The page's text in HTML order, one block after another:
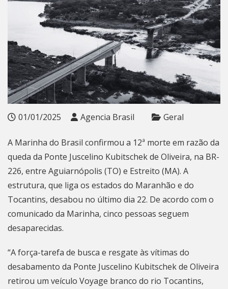
01/01/2025 Agencia Brasil Geral
A Marinha do Brasil confirmou a 12ª morte em razão da
queda da Ponte Juscelino Kubitschek de Oliveira, na BR-
226, entre Aguiarnópolis (TO) e Estreito (MA). A
estrutura, que liga os estados do Maranhão e do
Tocantins, desabou no último dia 22. De acordo com o
comunicado da Marinha, cinco pessoas seguem
desaparecidas.
“A força-tarefa de busca e resgate às vítimas do
desabamento da Ponte Juscelino Kubitschek de Oliveira
retirou um veículo Voyage branco do rio Tocantins,